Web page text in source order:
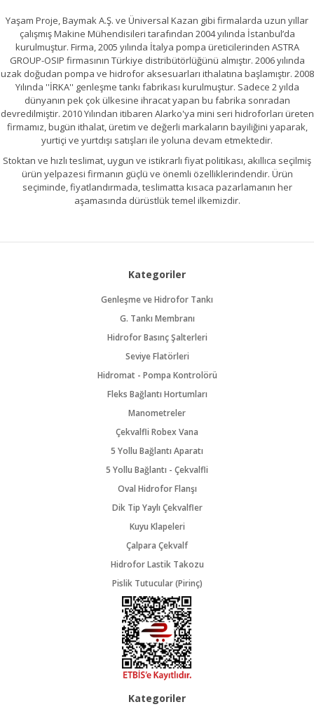
Yaşam Proje, Baymak A.Ş. ve Üniversal Kazan gibi firmalarda uzun yıllar
çalışmış Makine Mühendisileri tarafından 2004 yılında İstanbul’da
kurulmuştur. Firma, 2005 yılında İtalya pompa üreticilerinden ASTRA
GROUP-OSIP firmasının Türkiye distribütörlüğünü almıştır. 2006 yılında
uzak doğudan pompa ve hidrofor aksesuarları ithalatına başlamıştır. 2008
Yılında ''İRKA'' genleşme tankı fabrikası kurulmuştur. Sadece 2 yılda
dünyanın pek çok ülkesine ihracat yapan bu fabrika sonradan
devredilmiştir. 2010 Yılından itibaren Alarko'ya mini seri hidroforları üreten
firmamız, bugün ithalat, üretim ve değerli markaların bayiliğini yaparak,
yurtiçi ve yurtdışı satışları ile yoluna devam etmektedir.
Stoktan ve hızlı teslimat, uygun ve istikrarlı fiyat politikası, akıllıca seçilmiş
ürün yelpazesi firmanın güçlü ve önemli özelliklerindendir. Ürün
seçiminde, fiyatlandırmada, teslimatta kısaca pazarlamanın her
aşamasında dürüstlük temel ilkemizdir.
Kategoriler
Genleşme ve Hidrofor Tankı
G. Tankı Membranı
Hidrofor Basınç Şalterleri
Seviye Flatörleri
Hidromat - Pompa Kontrolörü
Fleks Bağlantı Hortumları
Manometreler
Çekvalfli Robex Vana
5 Yollu Bağlantı Aparatı
5 Yollu Bağlantı - Çekvalfli
Oval Hidrofor Flanşı
Dik Tip Yaylı Çekvalfler
Kuyu Klapeleri
Çalpara Çekvalf
Hidrofor Lastik Takozu
Pislik Tutucular (Pirinç)
Kategoriler